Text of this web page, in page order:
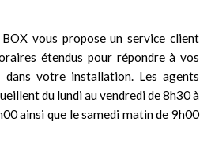
vous propose un service client
étendus pour répondre à vos
votre installation. Les agents
du lundi au vendredi de 8h30 à
ainsi que le samedi matin de 9h00